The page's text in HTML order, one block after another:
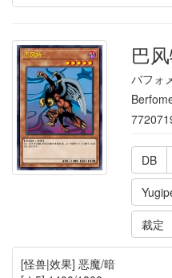
巴
バフォ
DB
裁定
[怪兽|效果] 恶魔/暗